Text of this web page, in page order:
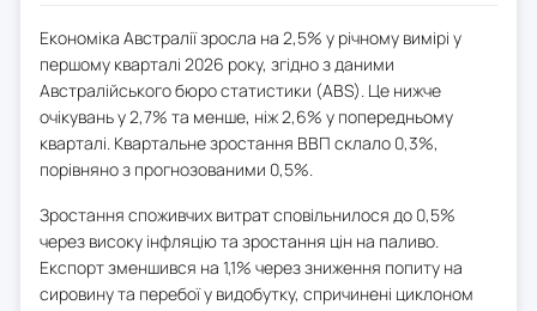
Економіка Австралії зросла на 2,5% у річному вимірі у
першому кварталі 2026 року, згідно з даними
Австралійського бюро статистики (ABS). Це нижче
очікувань у 2,7% та менше, ніж 2,6% у попередньому
кварталі. Квартальне зростання ВВП склало 0,3%,
порівняно з прогнозованими 0,5%.
Зростання споживчих витрат сповільнилося до 0,5%
через високу інфляцію та зростання цін на паливо.
Експорт зменшився на 1,1% через зниження попиту на
сировину та перебої у видобутку, спричинені циклоном